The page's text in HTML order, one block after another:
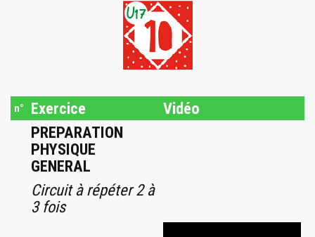
n° Exercice
Vidéo
PREPARATION
PHYSIQUE
GENERAL
Circuit à répéter 2 à
3 fois